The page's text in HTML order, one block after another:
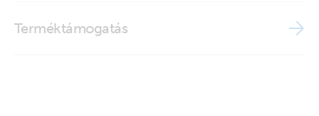
GX IO-Extender 150 (left)
Terméktámogatás